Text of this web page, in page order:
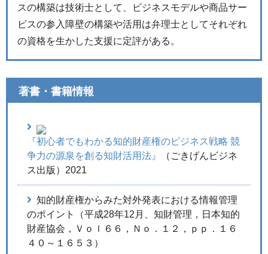
スの構築は技術士として、ビジネスモデルや商品サー
ビスの参入障壁の構築や活用は弁理士としてそれぞれ
の資格を生かした支援に定評がある。
著書・書籍情報
『初心者でもわかる知的財産権のビジネス戦略 競
争力の源泉を創る知財活用法』
（ごきげんビジネ
ス出版）2021
知的財産権からみた対外発表における情報管理
のポイント（平成28年12月、知財管理，日本知的
財産協会，Ｖｏｌ６６，Ｎｏ．１２，ｐｐ．１６
４０～１６５３）